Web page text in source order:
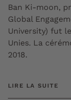
Ban Ki-moon,
Global
University) fut
Unies. La
2018.
LIRE LA SUITE